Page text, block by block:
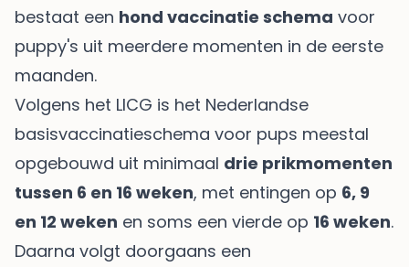
bestaat een hond vaccinatie schema voor
puppy's uit meerdere momenten in de eerste
maanden.
Volgens het LICG is het Nederlandse
basisvaccinatieschema voor pups meestal
opgebouwd uit minimaal drie prikmomenten
tussen 6 en 16 weken, met entingen op 6, 9
en 12 weken en soms een vierde op 16 weken.
Daarna volgt doorgaans een